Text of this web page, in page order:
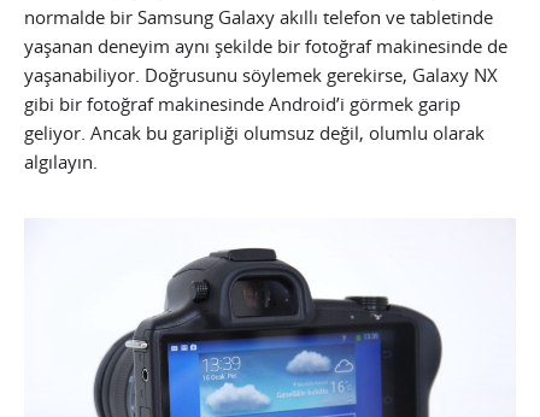
normalde bir Samsung Galaxy akıllı telefon ve tabletinde
yaşanan deneyim aynı şekilde bir fotoğraf makinesinde de
yaşanabiliyor. Doğrusunu söylemek gerekirse, Galaxy NX
gibi bir fotoğraf makinesinde Android’i görmek garip
geliyor. Ancak bu garipliği olumsuz değil, olumlu olarak
algılayın.